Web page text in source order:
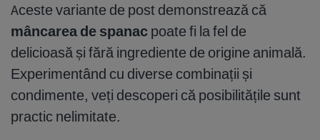
Aceste variante de post demonstrează că
mâncarea de spanac poate fi la fel de
delicioasă și fără ingrediente de origine animală.
Experimentând cu diverse combinații și
condimente, veți descoperi că posibilitățile sunt
practic nelimitate.